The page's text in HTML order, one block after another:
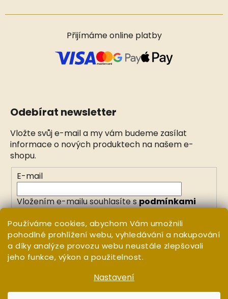
Používáme cookies, abychom Vám umožnili
pohodlné prohlížení webu, vyhledávání a nakupování
a díky analýze provozu webu neustále zlepšovali
jeho funkce, výkon a použitelnost.
Nastavení
Přijímáme online platby
Odebírat newsletter
Vložte svůj e-mail a my vám budeme zasílat
informace o nových produktech na našem e-
shopu.
E-mail
Vložením e-mailu souhlasíte spodmínkami
PŘIHLÁSIT SE
Vytvořil Shoptet